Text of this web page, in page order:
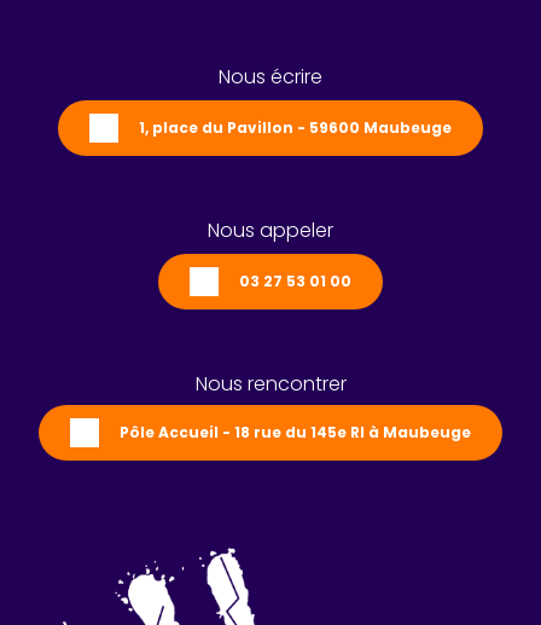
Nous écrire
1, place du Pavillon - 59600 Maubeuge
Nous appeler
03 27 53 01 00
Nous rencontrer
Pôle Accueil - 18 rue du 145e RI à Maubeuge